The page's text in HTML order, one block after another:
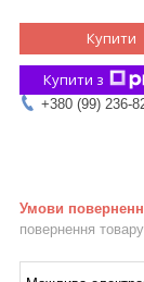
Купити
Купити з
+380 (99) 236-
повернення